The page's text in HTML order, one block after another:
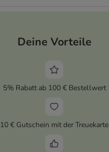
Deine Vorteile
5% Rabatt ab 100 € Bestellwert
10 € Gutschein mit der Treuekarte